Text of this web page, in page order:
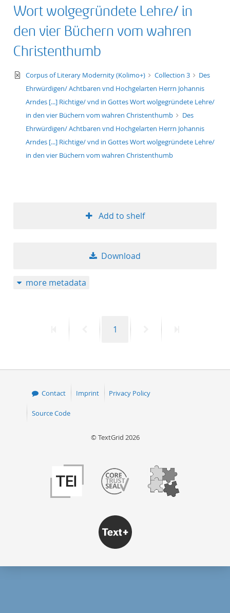
format
publication date
Wort wolgegründete Lehre/ in
den vier Büchern vom wahren
Christenthumb
text/xml
Corpus of Literary Modernity (Kolimo+) Collection 3
Des
Ehrwürdigen/ Achtbaren vnd Hochgelarten Herrn Johannis
Arndes [...] Richtige/ vnd in Gottes Wort wolgegründete Lehre/
in den vier Büchern vom wahren Christenthumb
Des
Ehrwürdigen/ Achtbaren vnd Hochgelarten Herrn Johannis
Arndes [...] Richtige/ vnd in Gottes Wort wolgegründete Lehre/
in den vier Büchern vom wahren Christenthumb
Add to shelf
Download
more metadata
PreviousPage
1
Contact Imprint Privacy Policy
Source Code
© TextGrid 2026